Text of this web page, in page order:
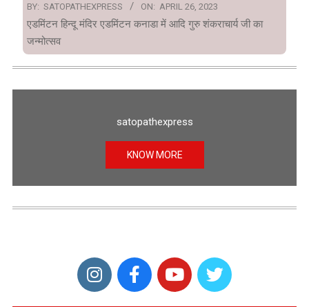
BY: SATOPATHEXPRESS ON: APRIL 26, 2023
एडमिंटन हिन्दू मंदिर एडमिंटन कनाडा में आदि गुरु शंकराचार्य जी का
जन्मोत्सव
satopathexpress
KNOW MORE